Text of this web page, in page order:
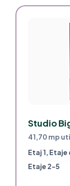
Studio
41,70 mp
Etaj 1, Etaje
Etaje 2-5